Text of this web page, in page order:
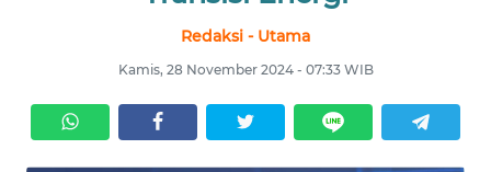
Redaksi - Utama
Kamis, 28 November 2024 - 07:33 WIB
SERBA-
SERBI